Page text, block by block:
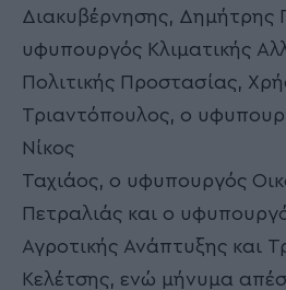
Διακυβέρνησης, Δημήτρης
υφυπουργός Κλιματικής
Πολιτικής Προστασίας,
Τριαντόπουλος, ο
Νίκος
Ταχιάος, ο υφυπουργός
Πετραλιάς και ο
Αγροτικής Ανάπτυξης και
Κελέτσης, ενώ μήνυμα